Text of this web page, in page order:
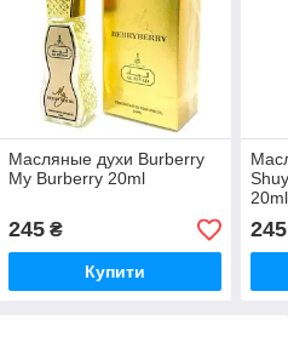
Масляные духи Burberry
My Burberry 20ml
245₴
Купити
20ml
245